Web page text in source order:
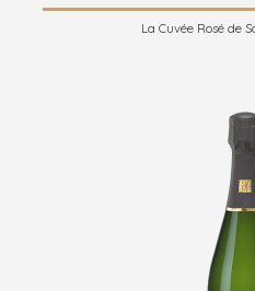
La Cuvée Rosé de